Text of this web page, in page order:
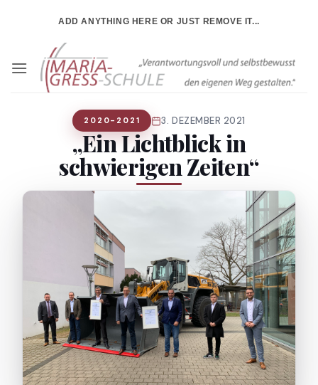
ADD ANYTHING HERE OR JUST REMOVE IT...
2020-2021 3. DEZEMBER 2021
„Ein Lichtblick in
schwierigen Zeiten“